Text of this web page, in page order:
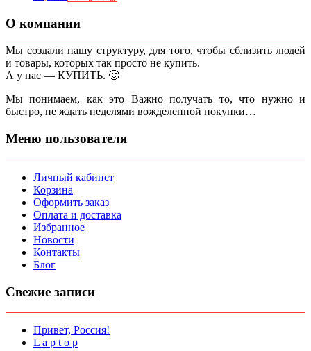
О компании
Мы создали нашу структуру, для того, чтобы сблизить людей
и товары, которых так просто не купить.
А у нас — КУПИТЬ. 🙂
Мы понимаем, как это Важно получать то, что нужно и
быстро, не ждать неделями вожделенной покупки…
Меню пользователя
Личный кабинет
Корзина
Оформить заказ
Оплата и доставка
Избранное
Новости
Контакты
Блог
Свежие записи
Привет, Россия!
L a p t o p